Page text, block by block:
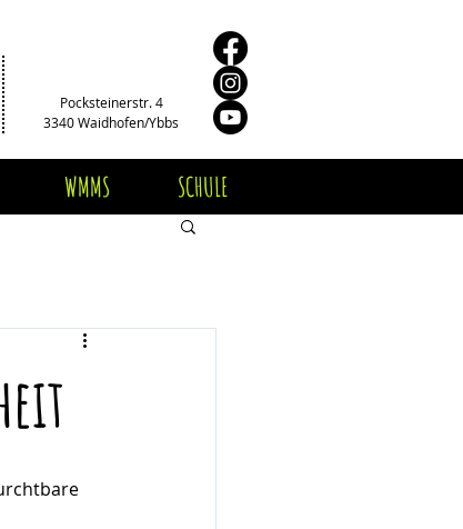
Pocksteinerstr. 4
3340 Waidhofen/Ybbs
WMMS SCHULE